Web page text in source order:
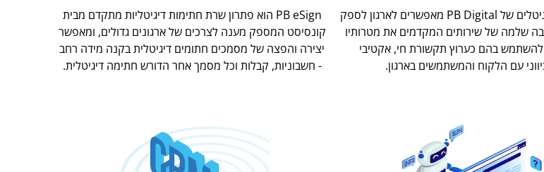
המסמכים הדיגיטלים של PB Digital מאפשרים לארגון לספק
שלמה של שירותים המקדמים את מטרותיו
בהם כערוץ תקשורת חי, אקטיבי
עם הלקוח והמשתמשים בארגון.
PB eSign הוא פתרון שרת חתימות דיגיטליות מתקדם מבית
קונסיסט המספק מענה לצרכים של ארגונים גדולים, ומאפשר
יצירה והפצה של מסמכים חתומים דיגיטלית בקנה מידה רחב
- חשבוניות, קבלות וכל מסמך אחר הדורש חתימה דיגיטלית.